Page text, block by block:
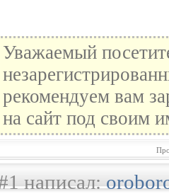
Уважаемый
рекомендуем вам
на сайт под своим
написал: